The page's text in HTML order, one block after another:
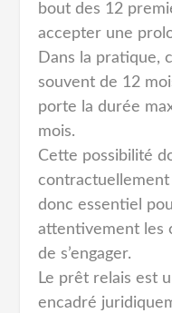
bout des 12
accepter une
Dans la pratique,
souvent de 12
porte la durée
mois.
Cette possibilité
contractuellement
donc essentiel
attentivement les
de s’engager.
Le prêt relais est
encadré